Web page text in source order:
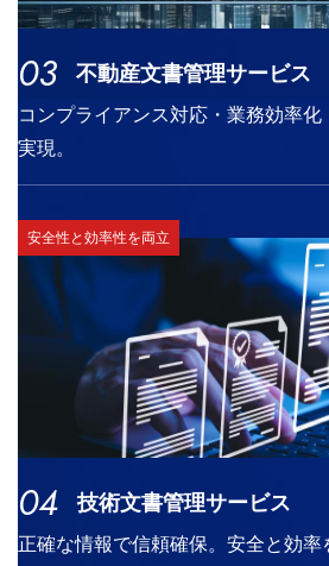
03 不動産文書管理サービス
コンプライアンス対応・業務効率化
実現。
安全性と効率性を両立
04 技術文書管理サービス
正確な情報で信頼確保。安全と効率